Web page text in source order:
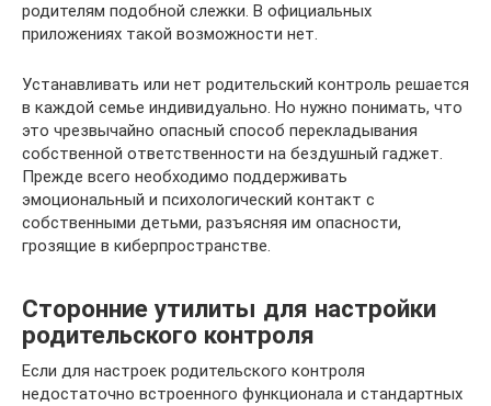
родителям подобной слежки. В официальных
приложениях такой возможности нет.
Устанавливать или нет родительский контроль решается
в каждой семье индивидуально. Но нужно понимать, что
это чрезвычайно опасный способ перекладывания
собственной ответственности на бездушный гаджет.
Прежде всего необходимо поддерживать
эмоциональный и психологический контакт с
собственными детьми, разъясняя им опасности,
грозящие в киберпространстве.
Сторонние утилиты для настройки
родительского контроля
Если для настроек родительского контроля
недостаточно встроенного функционала и стандартных